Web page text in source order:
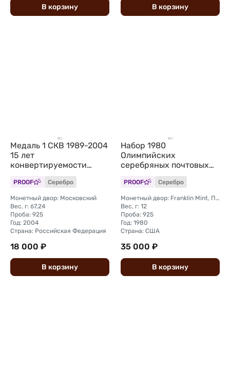
В корзину В корзину
Медаль 1 СКВ 1989-2004
15 лет
конвертируемости
рубля ММВБ ММД 2 oz
PROOF Серебро
Монетный двор: Московский
Вес, г: 67,24
Проба: 925
Год: 2004
Страна: Российская Федерация
18 000 ₽
В корзину
Набор 1980
Олимпийских
серебряных почтовых
марок Олимпиада
Franklin Mint США
PROOF Серебро
Монетный двор: Franklin Mint, Пенсильвания
Вес, г: 12
Проба: 925
Год: 1980
Страна: США
35 000 ₽
В корзину